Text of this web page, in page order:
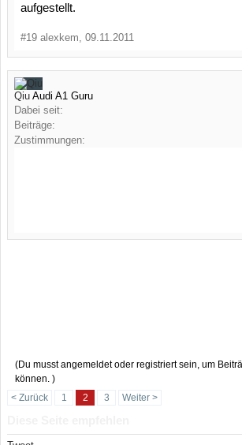
aufgestellt.
#19 alexkem 09.11.2011
Qiu Audi A1 Guru
Dabei seit:
Beiträge:
Zustimmungen:
(Du musst angemeldet oder registriert sein, um
können. )
< Zurück
1 2 3 Weiter >